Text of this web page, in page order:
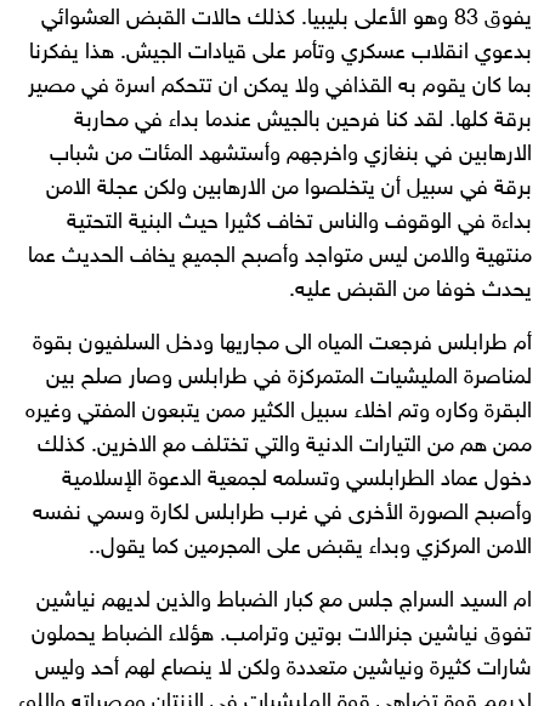
يفوق 83 وهو الأعلى بليبيا. كذلك حالات القبض العشوائي
بدعوي انقلاب عسكري وتأمر على قيادات الجيش. هذا يفكرنا
بما كان يقوم به القذافي ولا يمكن ان تتحكم اسرة في مصير
برقة كلها. لقد كنا فرحين بالجيش عندما بداء في محاربة
الارهابين في بنغازي واخرجهم وأستشهد المئات من شباب
برقة في سبيل أن يتخلصوا من الارهابين ولكن عجلة الامن
بداءة في الوقوف والناس تخاف كثيرا حيث البنية التحتية
منتهية والامن ليس متواجد وأصبح الجميع يخاف الحديث عما
يحدث خوفا من القبض عليه.
أم طرابلس فرجعت المياه الى مجاريها ودخل السلفيون بقوة
لمناصرة المليشيات المتمركزة في طرابلس وصار صلح بين
البقرة وكاره وتم اخلاء سبيل الكثير ممن يتبعون المفتي وغيره
ممن هم من التيارات الدنية والتي تختلف مع الاخرين. كذلك
دخول عماد الطرابلسي وتسلمه لجمعية الدعوة الإسلامية
وأصبح الصورة الأخرى في غرب طرابلس لكارة وسمي نفسه
الامن المركزي وبداء يقبض على المجرمين كما يقول..
ام السيد السراج جلس مع كبار الضباط والذين لديهم نياشين
تفوق نياشين جنرالات بوتين وترامب. هؤلاء الضباط يحملون
شارات كثيرة ونياشين متعددة ولكن لا ينصاع لهم أحد وليس